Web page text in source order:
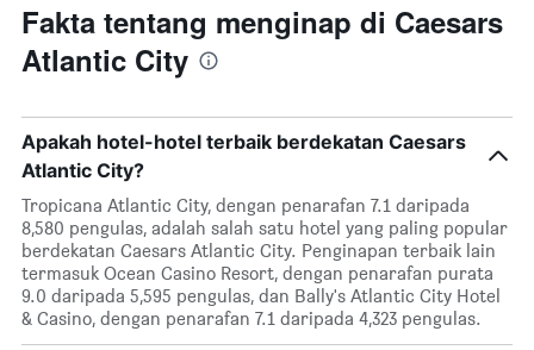
Fakta tentang menginap di Caesars
Atlantic City
Apakah hotel-hotel terbaik berdekatan Caesars
Atlantic City?
Tropicana Atlantic City, dengan penarafan 7.1 daripada
8,580 pengulas, adalah salah satu hotel yang paling popular
berdekatan Caesars Atlantic City. Penginapan terbaik lain
termasuk Ocean Casino Resort, dengan penarafan purata
9.0 daripada 5,595 pengulas, dan Bally's Atlantic City Hotel
& Casino, dengan penarafan 7.1 daripada 4,323 pengulas.